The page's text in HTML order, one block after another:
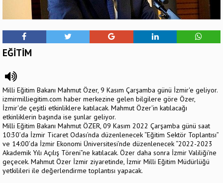
EĞİTİM
Milli Eğitim Bakanı Mahmut Özer, 9 Kasım Çarşamba günü İzmir'e geliyor.
izmirmilliegitim.com haber merkezine gelen bilgilere göre Özer,
İzmir'de çeşitli etkinliklere katılacak. Mahmut Özer'in katılacağı
etkinliklerin başında ise şunlar geliyor.
Milli Eğitim Bakanı Mahmut ÖZER, 09 Kasım 2022 Çarşamba günü saat
10:30’da İzmir Ticaret Odası’nda düzenlenecek “Eğitim Sektör Toplantısı”
ve 14:00’da İzmir Ekonomi Üniversitesi’nde düzenlenecek “2022-2023
Akademik Yılı Açılış Töreni”ne katılacak. Özer daha sonra İzmir Valiliği'ne
geçecek. Mahmut Özer İzmir ziyaretinde, İzmir Milli Eğitim Müdürlüğü
yetkilileri ile değerlendirme toplantısı yapacak.